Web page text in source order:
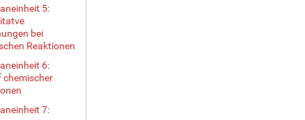
5:
bei
Reaktionen
6:
chemischer
7: